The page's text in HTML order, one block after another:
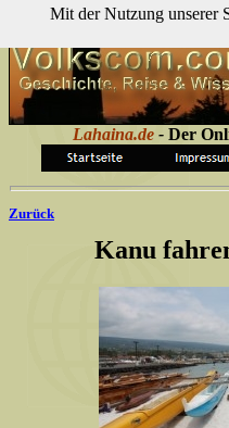
Lahaina.de - Der
Zurück
Kanu
Mit der Nutzung unserer